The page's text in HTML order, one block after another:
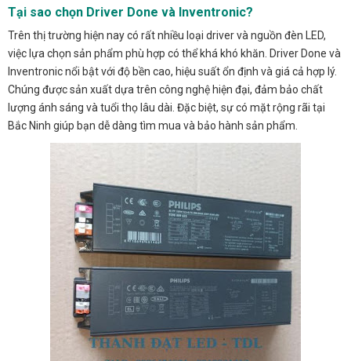
Tại sao chọn Driver Done và Inventronic?
Trên thị trường hiện nay có rất nhiều loại driver và nguồn đèn LED,
việc lựa chọn sản phẩm phù hợp có thể khá khó khăn. Driver Done và
Inventronic nổi bật với độ bền cao, hiệu suất ổn định và giá cả hợp lý.
Chúng được sản xuất dựa trên công nghệ hiện đại, đảm bảo chất
lượng ánh sáng và tuổi thọ lâu dài. Đặc biệt, sự có mặt rộng rãi tại
Bắc Ninh giúp bạn dễ dàng tìm mua và bảo hành sản phẩm.